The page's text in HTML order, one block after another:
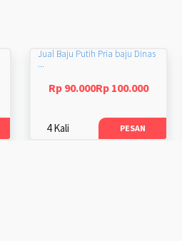
Jual Baju Putih Pria baju Dinas
...
Rp 90.000Rp 100.000
4 Kali PESAN